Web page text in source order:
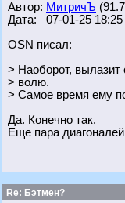
Автор: МитричЪ
Дата: 07-01-25 18:25
OSN писал:
> Наоборот,
> волю.
> Самое время ему
Да. Конечно так.
Еще пара
Re: Бэтмен?